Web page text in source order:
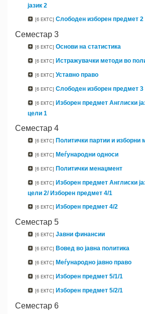
јазик 2
[6 ЕКТС] Слободен изборен предмет 2
Семестар 3
[6 ЕКТС] Основи на статистика
[6 ЕКТС] Истражувачки методи во
[6 ЕКТС] Уставно право
[6 ЕКТС] Слободен изборен предмет 3
[6 ЕКТС]
Изборен предмет Англиски
цели 1
Семестар 4
[6 ЕКТС] Политички партии и изборни
[6 ЕКТС] Меѓународни односи
[6 ЕКТС] Политички менаџмент
[6 ЕКТС]
Изборен предмет Англиски
цели 2/ Изборен предмет 4/1
[6 ЕКТС] Изборен предмет 4/2
Семестар 5
[6 ЕКТС] Јавни финансии
[6 ЕКТС] Вовед во јавна политика
[6 ЕКТС] Меѓународно јавно право
[6 ЕКТС] Изборен предмет 5/1/1
[6 ЕКТС] Изборен предмет 5/2/1
Семестар 6